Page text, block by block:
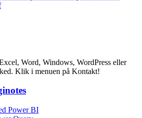
Word, Windows, WordPress eller
Klik i menuen på Kontakt!
Power BI